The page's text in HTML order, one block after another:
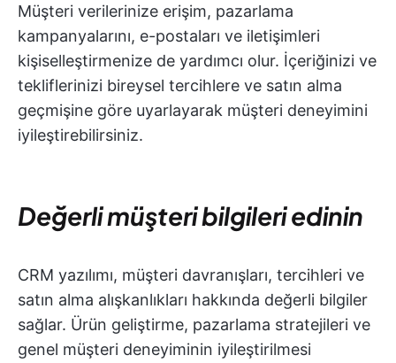
Müşteri verilerinize erişim, pazarlama
kampanyalarını, e-postaları ve iletişimleri
kişiselleştirmenize de yardımcı olur. İçeriğinizi ve
tekliflerinizi bireysel tercihlere ve satın alma
geçmişine göre uyarlayarak müşteri deneyimini
iyileştirebilirsiniz.
Değerli müşteri bilgileri edinin
CRM yazılımı, müşteri davranışları, tercihleri ve
satın alma alışkanlıkları hakkında değerli bilgiler
sağlar. Ürün geliştirme, pazarlama stratejileri ve
genel müşteri deneyiminin iyileştirilmesi